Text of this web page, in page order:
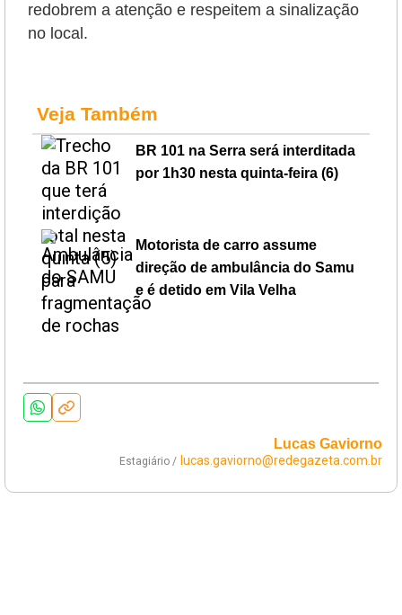
redobrem a atenção e respeitem a sinalização
no local.
Veja Também
BR 101 na Serra será interditada
por 1h30 nesta quinta-feira (6)
Motorista de carro assume
direção de ambulância do Samu
e é detido em Vila Velha
Lucas Gaviorno
Estagiário / lucas.gaviorno@redegazeta.com.br